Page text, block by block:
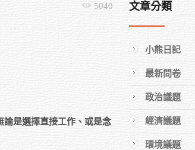
5040
論是選擇直接工作、或是念
文章分類
小熊日記
最新問卷
政治議題
經濟議題
環境議題